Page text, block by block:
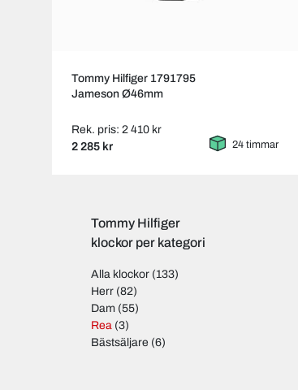
Tommy Hilfiger 1791795
Jameson Ø46mm
Rek. pris: 2 410 kr
2 285 kr 24 timmar
Tommy Hilfiger
klockor per kategori
Alla klockor (133)
Herr (82)
Dam (55)
Rea (3)
Bästsäljare (6)